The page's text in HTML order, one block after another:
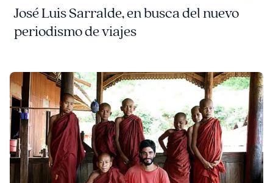
José Luis Sarralde, en busca del nuevo
periodismo de viajes